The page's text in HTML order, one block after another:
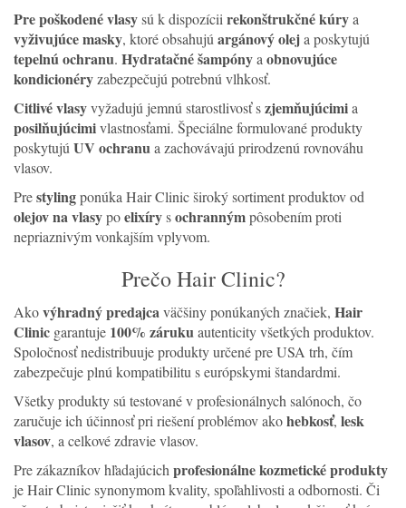
Pre poškodené vlasysú k dispozícii rekonštrukčné kúrya
vyživujúce masky, ktoré obsahujú argánový oleja poskytujú
tepelnú ochranu. Hydratačné šampónya obnovujúce
kondicionéryzabezpečujú potrebnú vlhkosť.
Citlivé vlasyvyžadujú jemnú starostlivosť szjemňujúcimia
posilňujúcimivlastnosťami. Špeciálne formulované produkty
poskytujú UV ochranua zachovávajú prirodzenú rovnováhu
vlasov.
Prestylingponúka Hair Clinic široký sortiment produktov od
olejov na vlasypoelixírysochrannýmpôsobením proti
nepriaznivým vonkajším vplyvom.
Prečo Hair Clinic?
Akovýhradný predajcaväčšiny ponúkaných značiek, Hair
Clinic garantuje 100% zárukuautenticity všetkých produktov.
Spoločnosť nedistribuuje produkty určené pre USA trh, čím
zabezpečuje plnú kompatibilitu s európskymi štandardmi.
Všetky produkty sú testované v profesionálnych salónoch, čo
zaručuje ich účinnosť pri riešení problémov akohebkosť, lesk
vlasov, a celkové zdravie vlasov.
Pre zákazníkov hľadajúcich profesionálne kozmetické produkty
je Hair Clinic synonymom kvality, spoľahlivosti a odbornosti. Či